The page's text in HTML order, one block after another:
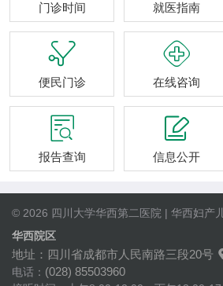
门诊时间 就医指南

便民门诊

在线咨询

报告查询

信息公开
© 2026 四川大学华西第二医院 | 华西妇产
华西院区
地址：四川省成都市人民南路三段20号
电话： (028) 85503960